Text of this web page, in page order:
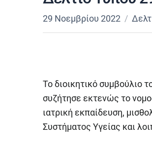
29 Νοεμβρίου 2022
Το διοικητικό συμβούλιο
συζήτησε εκτενώς το
ιατρική εκπαίδευση,
Συστήματος Υγείας και